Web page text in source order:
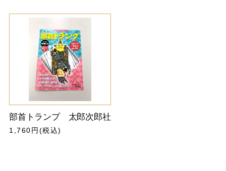
部首トランプ 太郎次郎社
1,760円(税込)